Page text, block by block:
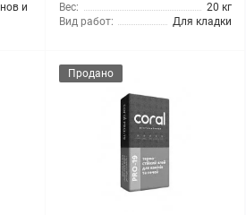
и
Вес:
20 кг
Вид работ:
Для кладки
Продано